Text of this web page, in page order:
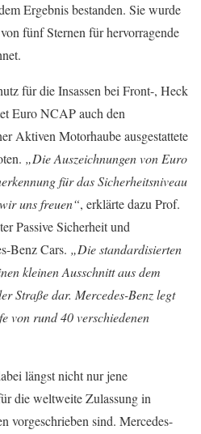
Ergebnis bestanden. Sie wurde
fünf Sternen für hervorragende
für die Insassen bei Front-, Heck
Euro NCAP auch den
Aktiven Motorhaube ausgestattete
„Die Auszeichnungen von Euro
für das Sicherheitsniveau
uns freuen“, erklärte dazu Prof.
Passive Sicherheit und
Benz Cars. „Die standardisierten
kleinen Ausschnitt aus dem
Straße dar. Mercedes-Benz legt
von rund 40 verschiedenen
längst nicht nur jene
die weltweite Zulassung in
vorgeschrieben sind. Mercedes-